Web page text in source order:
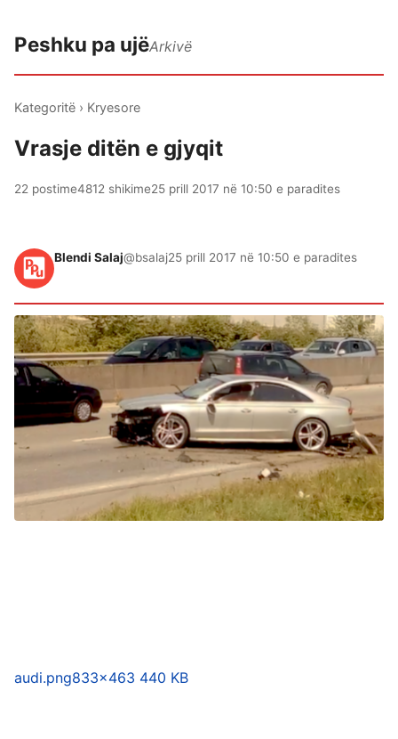
Peshku pa ujëArkivë
Kategoritë › Kryesore
Vrasje ditën e gjyqit
22 postime4812 shikime25 prill 2017 në 10:50 e paradites
Blendi Salaj@bsalaj25 prill 2017 në 10:50 e paradites
audi.png833×463 440 KB